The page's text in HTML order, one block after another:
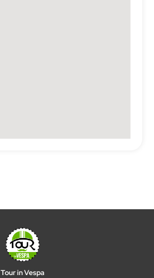
Tour in Vespa